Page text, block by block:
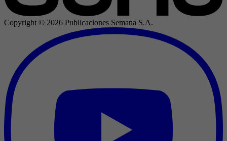
Copyright © 2026 Publicaciones Semana S.A.